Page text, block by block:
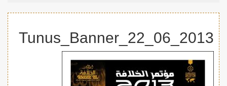
2013_06_22_Tunus_Banner